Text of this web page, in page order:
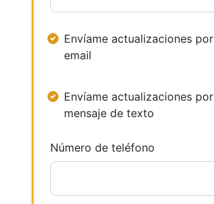
Envíame actualizaciones por
email
Envíame actualizaciones por
mensaje de texto
Número de teléfono